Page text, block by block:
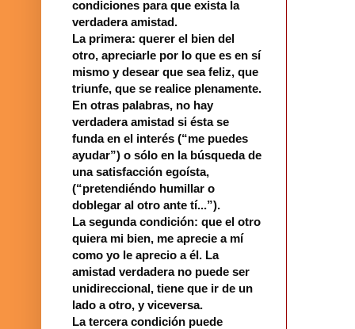
condiciones para que exista la
verdadera amistad.
La primera: querer el bien del
otro, apreciarle por lo que es en sí
mismo y desear que sea feliz, que
triunfe, que se realice plenamente.
En otras palabras, no hay
verdadera amistad si ésta se
funda en el interés (“me puedes
ayudar”) o sólo en la búsqueda de
una satisfacción egoísta,
(“pretendiéndo humillar o
doblegar al otro ante tí...”).
La segunda condición: que el otro
quiera mi bien, me aprecie a mí
como yo le aprecio a él. La
amistad verdadera no puede ser
unidireccional, tiene que ir de un
lado a otro, y viceversa.
La tercera condición puede